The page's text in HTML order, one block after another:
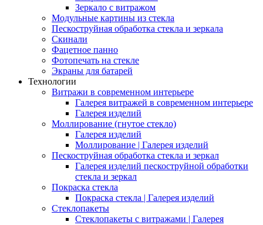
Зеркало с витражом
Модульные картины из стекла
Пескоструйная обработка стекла и зеркала
Скинали
Фацетное панно
Фотопечать на стекле
Экраны для батарей
Технологии
Витражи в современном интерьере
Галерея витражей в современном интерьере
Галерея изделий
Моллирование (гнутое стекло)
Галерея изделий
Моллирование | Галерея изделий
Пескоструйная обработка стекла и зеркал
Галерея изделий пескоструйной обработки
стекла и зеркал
Покраска стекла
Покраска стекла | Галерея изделий
Стеклопакеты
Стеклопакеты с витражами | Галерея